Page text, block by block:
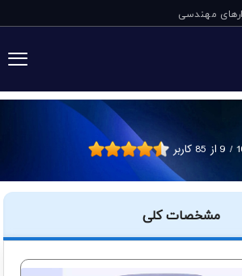
مهندسی
گریس پمپ برقی P215 لینکلن آلمان 9 / از 85 کاربر
مشخصات کلی